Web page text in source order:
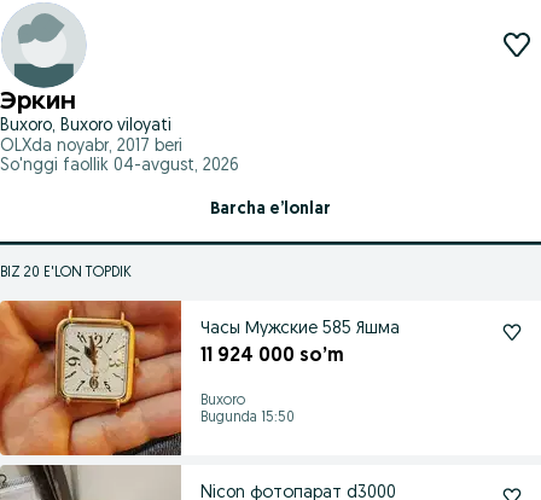
Эркин
Buxoro, Buxoro viloyati
OLXda noyabr, 2017 beri
So'nggi faollik 04-avgust, 2026
Barcha e’lonlar
BIZ 20 E'LON TOPDIK
Часы Мужские 585 Яшма
11 924 000 so’m
Buxoro
Bugunda 15:50
Nicon фотопарат d3000